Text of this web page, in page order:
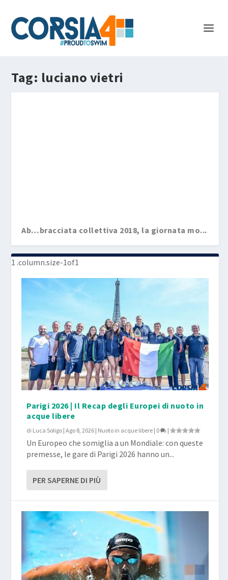
Tag: luciano vietri
Ab…bracciata collettiva 2018, la giornata mo...
Parigi 2026 | Il Recap degli Europei di nuoto in
acque libere
di Luca Soligo |Ago 8, 2026 | Nuoto in acque libere | 0 |
Un Europeo che somiglia a un Mondiale: con queste
premesse, le gare di Parigi 2026 hanno un...
PER SAPERNE DI PIÙ